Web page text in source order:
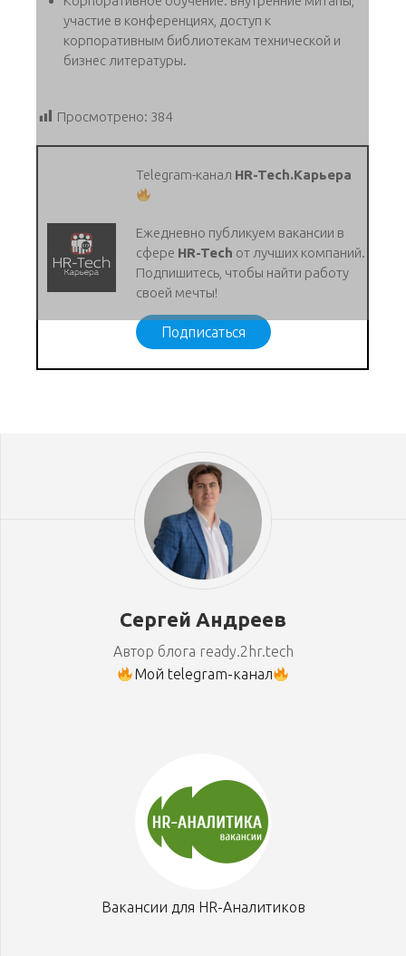
участие в конференциях, доступ к
корпоративным библиотекам технической и
бизнес литературы.
Просмотрено: 384
Telegram-канал HR-Tech.Карьера
Ежедневно публикуем вакансии в
сфере HR-Tech от лучших компаний.
Подпишитесь, чтобы найти работу
своей мечты!
Подписаться
Сергей Андреев
Автор блога ready.2hr.tech
Мой telegram-канал
Вакансии для HR-Аналитиков